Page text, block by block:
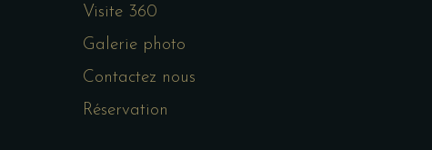
Visite 360
Galerie photo
Contactez nous
Réservation